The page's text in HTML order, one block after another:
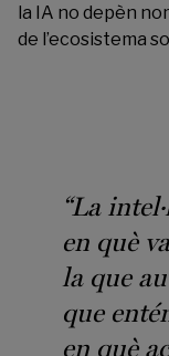
la IA no depèn
de l’ecosistema
“La
en què
la que
que
en què